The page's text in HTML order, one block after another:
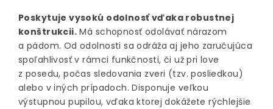
Poskytuje vysokú odolnosť vďaka robustnej
konštrukcii. Má schopnosť odolávať nárazom
a pádom. Od odolnosti sa odráža aj jeho zaručujúca
spoľahlivosť v rámci funkčnosti, či už pri love
z posedu, počas sledovania zveri (tzv. posliedkou)
alebo v iných prípadoch. Disponuje veľkou
výstupnou pupilou, vďaka ktorej dokážete rýchlejšie